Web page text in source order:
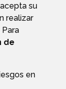
su
realizar
de
en